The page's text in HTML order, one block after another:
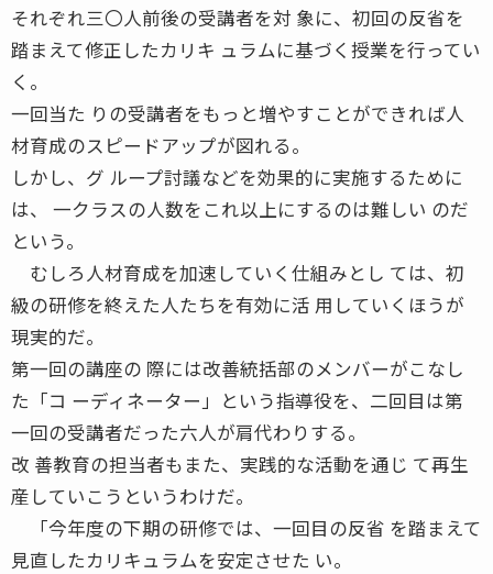
それぞれ三〇人前後の受講者を対 象に、初回の反省を
踏まえて修正したカリキ ュラムに基づく授業を行ってい
く。
一回当た りの受講者をもっと増やすことができれば人
材育成のスピードアップが図れる。
しかし、グ ループ討議などを効果的に実施するために
は、 一クラスの人数をこれ以上にするのは難しい のだ
という。
むしろ人材育成を加速していく仕組みとし ては、初
級の研修を終えた人たちを有効に活 用していくほうが
現実的だ。
第一回の講座の 際には改善統括部のメンバーがこなし
た「コ ーディネーター」という指導役を、二回目は第
一回の受講者だった六人が肩代わりする。
改 善教育の担当者もまた、実践的な活動を通じ て再生
産していこうというわけだ。
「今年度の下期の研修では、一回目の反省 を踏まえて
見直したカリキュラムを安定させた い。